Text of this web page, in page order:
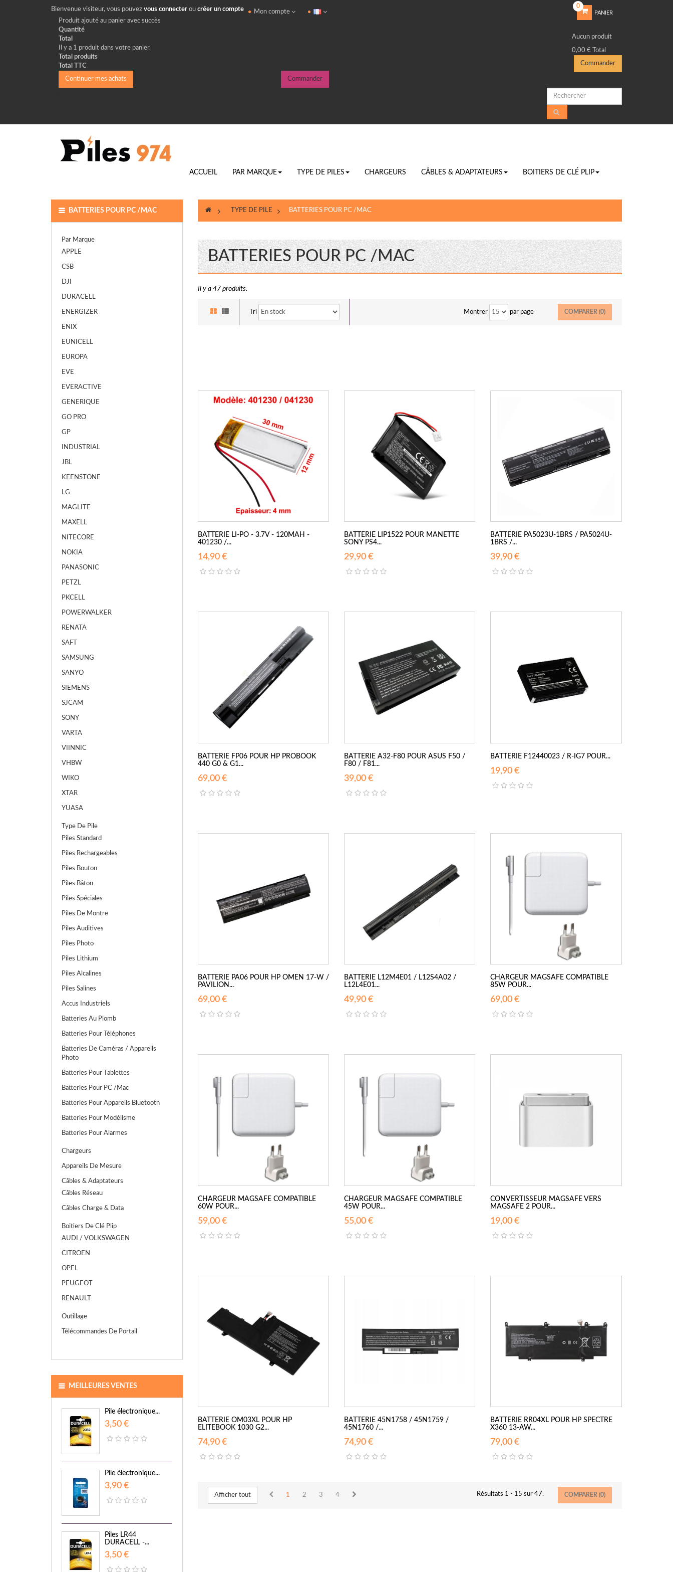
Bienvenue visiteur, vous pouvez vous connecter ou créer un compte Mon compte
0
PANIER
Aucun produit
0,00 €
Total
Commander
Produit ajouté au panier avec succès
Quantité
Total
Il y a 1 produit dans votre panier.
Total produits
Total TTC
Continuer mes achats
Commander
ACCUEIL PAR MARQUE TYPE DE PILES CHARGEURS CÂBLES & ADAPTATEURS BOITIERS DE CLÉ PLIP
BATTERIES POUR PC /MAC
Par Marque
APPLE
CSB
DJI
DURACELL
ENERGIZER
ENIX
EUNICELL
EUROPA
EVE
EVERACTIVE
GENERIQUE
GO PRO
GP
INDUSTRIAL
JBL
KEENSTONE
LG
MAGLITE
MAXELL
NITECORE
NOKIA
PANASONIC
PETZL
PKCELL
POWERWALKER
RENATA
SAFT
SAMSUNG
SANYO
SIEMENS
SJCAM
SONY
VARTA
VIINNIC
VHBW
WIKO
XTAR
YUASA
Type De Pile
Piles Standard
Piles Rechargeables
Piles Bouton
Piles Bâton
Piles Spéciales
Piles De Montre
Piles Auditives
Piles Photo
Piles Lithium
Piles Alcalines
Piles Salines
Accus Industriels
Batteries Au Plomb
Batteries Pour Téléphones
Batteries De Caméras / Appareils
Photo
Batteries Pour Tablettes
Batteries Pour PC /Mac
Batteries Pour Appareils Bluetooth
Batteries Pour Modélisme
Batteries Pour Alarmes
Chargeurs
Appareils De Mesure
Câbles & Adaptateurs
Câbles Réseau
Câbles Charge & Data
Boitiers De Clé Plip
AUDI / VOLKSWAGEN
CITROEN
OPEL
PEUGEOT
RENAULT
Outillage
Télécommandes De Portail
MEILLEURES VENTES
Pile électronique...
3,50 €
Pile électronique...
3,90 €
Piles LR44
DURACELL -...
3,50 €
> TYPE DE PILE > BATTERIES POUR PC /MAC
BATTERIES POUR PC /MAC
Il y a 47 produits.
Tri Montrer par page COMPARER (0)
BATTERIE LI-PO - 3.7V - 120MAH -
401230 /...
14,90 €
BATTERIE LIP1522 POUR MANETTE
SONY PS4...
29,90 €
BATTERIE PA5023U-1BRS / PA5024U-
1BRS /...
39,90 €
BATTERIE FP06 POUR HP PROBOOK
440 G0 & G1...
69,00 €
BATTERIE A32-F80 POUR ASUS F50 /
F80 / F81...
39,00 €
BATTERIE F12440023 / R-IG7 POUR...
19,90 €
BATTERIE PA06 POUR HP OMEN 17-W /
PAVILION...
69,00 €
BATTERIE L12M4E01 / L12S4A02 /
L12L4E01...
49,90 €
CHARGEUR MAGSAFE COMPATIBLE
85W POUR...
69,00 €
CHARGEUR MAGSAFE COMPATIBLE
60W POUR...
59,00 €
CHARGEUR MAGSAFE COMPATIBLE
45W POUR...
55,00 €
CONVERTISSEUR MAGSAFE VERS
MAGSAFE 2 POUR...
19,00 €
BATTERIE OM03XL POUR HP
ELITEBOOK 1030 G2...
74,90 €
BATTERIE 45N1758 / 45N1759 /
45N1760 /...
74,90 €
BATTERIE RR04XL POUR HP SPECTRE
X360 13-AW...
79,00 €
Afficher tout 1 2 3 4 Résultats 1 - 15 sur 47. COMPARER (0)